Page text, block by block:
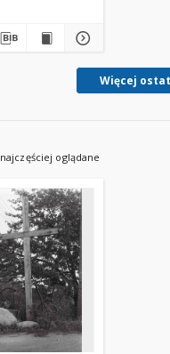
Więcej
najczęściej oglądane